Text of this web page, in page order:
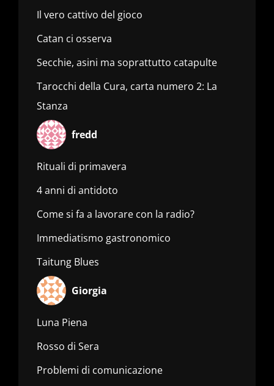
Il vero cattivo del gioco
Catan ci osserva
Secchie, asini ma soprattutto catapulte
Tarocchi della Cura, carta numero 2: La
Stanza
fredd
Rituali di primavera
4 anni di antidoto
Come si fa a lavorare con la radio?
Immediatismo gastronomico
Taitung Blues
Giorgia
Luna Piena
Rosso di Sera
Problemi di comunicazione